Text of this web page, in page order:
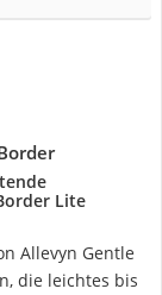
Lite
Allevyn Gentle
die leichtes bis